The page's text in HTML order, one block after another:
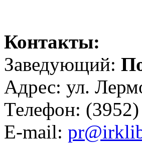
Контакты:
Заведующий:
Адрес: ул.
Телефон:
E-mail: